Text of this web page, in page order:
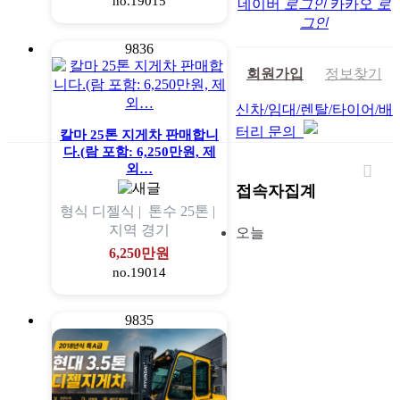
9836
칼마 25톤 지게차 판매합니
다.(람 포함: 6,250만원, 제
외…
형식 디젤식 | 톤수 25톤 |
지역 경기
6,250만원
no.19014
9835
네이버 로그인 카카오 로
그인
회원가입 정보찾기
신차/임대/렌탈/타이어/배
터리 문의
접속자집계
오늘